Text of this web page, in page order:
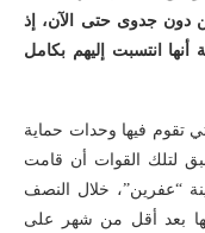
دون جدوى حتى الآن، إذ
انتسبت إليهم بكامل
تقوم فيها وحدات حماية
سبق لتلك القوات أن قامت
“عفرين”، خلال النصف
بتسريحها بعد أقل من شهر على